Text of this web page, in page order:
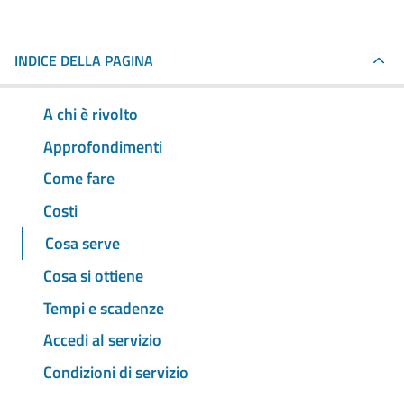
INDICE DELLA PAGINA
A chi è rivolto
Approfondimenti
Come fare
Costi
Cosa serve
Cosa si ottiene
Tempi e scadenze
Accedi al servizio
Condizioni di servizio